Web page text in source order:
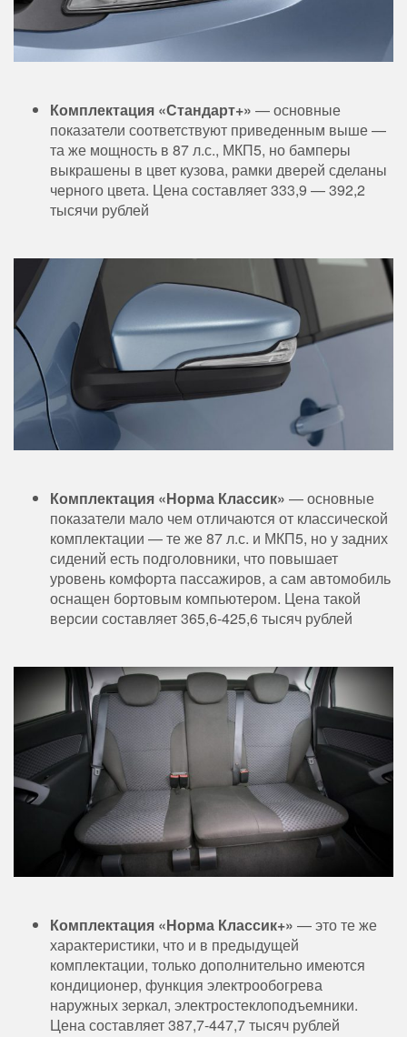
Комплектация «Стандарт+» — основные
показатели соответствуют приведенным выше —
та же мощность в 87 л.с., МКП5, но бамперы
выкрашены в цвет кузова, рамки дверей сделаны
черного цвета. Цена составляет 333,9 — 392,2
тысячи рублей
Комплектация «Норма Классик» — основные
показатели мало чем отличаются от классической
комплектации — те же 87 л.с. и МКП5, но у задних
сидений есть подголовники, что повышает
уровень комфорта пассажиров, а сам автомобиль
оснащен бортовым компьютером. Цена такой
версии составляет 365,6-425,6 тысяч рублей
Комплектация «Норма Классик+» — это те же
характеристики, что и в предыдущей
комплектации, только дополнительно имеются
кондиционер, функция электрообогрева
наружных зеркал, электростеклоподъемники.
Цена составляет 387,7-447,7 тысяч рублей